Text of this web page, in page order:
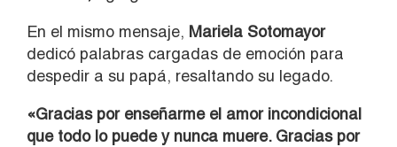
En el mismo mensaje, Mariela Sotomayor
dedicó palabras cargadas de emoción para
despedir a su papá, resaltando su legado.
«Gracias por enseñarme el amor incondicional
que todo lo puede y nunca muere. Gracias por